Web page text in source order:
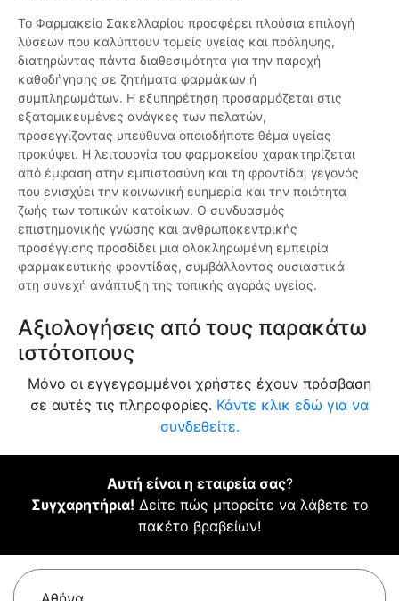
Το Φαρμακείο Σακελλαρίου προσφέρει πλούσια επιλογή
λύσεων που καλύπτουν τομείς υγείας και πρόληψης,
διατηρώντας πάντα διαθεσιμότητα για την παροχή
καθοδήγησης σε ζητήματα φαρμάκων ή
συμπληρωμάτων. Η εξυπηρέτηση προσαρμόζεται στις
εξατομικευμένες ανάγκες των πελατών,
προσεγγίζοντας υπεύθυνα οποιοδήποτε θέμα υγείας
προκύψει. Η λειτουργία του φαρμακείου χαρακτηρίζεται
από έμφαση στην εμπιστοσύνη και τη φροντίδα, γεγονός
που ενισχύει την κοινωνική ευημερία και την ποιότητα
ζωής των τοπικών κατοίκων. Ο συνδυασμός
επιστημονικής γνώσης και ανθρωποκεντρικής
προσέγγισης προσδίδει μια ολοκληρωμένη εμπειρία
φαρμακευτικής φροντίδας, συμβάλλοντας ουσιαστικά
στη συνεχή ανάπτυξη της τοπικής αγοράς υγείας.
Αξιολογήσεις από τους παρακάτω
ιστότοπους
Μόνο οι εγγεγραμμένοι χρήστες έχουν πρόσβαση
σε αυτές τις πληροφορίες. Κάντε κλικ εδώ για να
συνδεθείτε.
Αυτή είναι η εταιρεία σας?
Συγχαρητήρια! Δείτε πώς μπορείτε να λάβετε το
πακέτο βραβείων!